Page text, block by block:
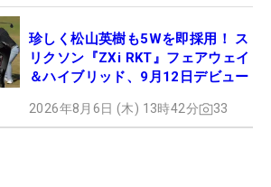
珍しく松山英樹も5Wを即採用！ ス
リクソン『ZXi RKT』フェアウェイ
＆ハイブリッド、9月12日デビュー
2026年8月6日 (木) 13時42分 33